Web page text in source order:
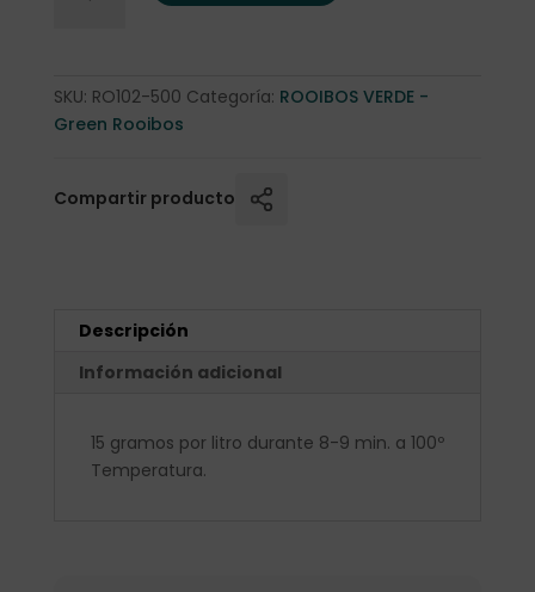
SKU: RO102-500 Categoría: ROOIBOS VERDE -
Green Rooibos
Compartir producto
Descripción
Información adicional
15 gramos por litro durante 8-9 min. a 100º
Temperatura.